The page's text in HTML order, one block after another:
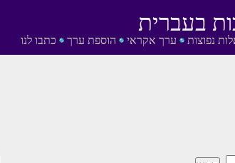
נפוצות ערך אקראי הוספת ערך כתבו לנו
בעברית